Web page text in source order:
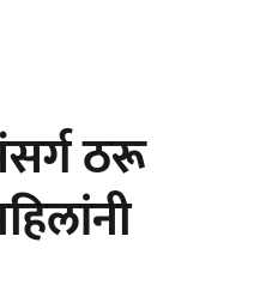
ठरू